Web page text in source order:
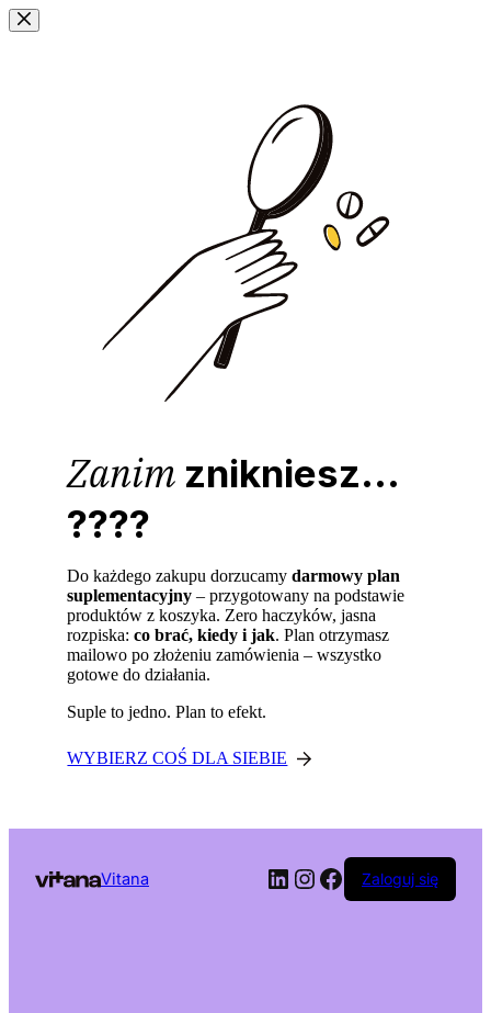
Przejdź
do
Zanim znikniesz...
????
Do każdego zakupu dorzucamydarmowy plan
suplementacyjny – przygotowany na podstawie
produktów z koszyka. Zero haczyków, jasna
rozpiska:co brać, kiedy i jak. Plan otrzymasz
mailowo po złożeniu zamówienia – wszystko
gotowe do działania.
Suple to jedno. Plan to efekt.
WYBIERZ COŚ DLA SIEBIE
Vitana LinkedIn
Instagram
Facebook
Zaloguj się